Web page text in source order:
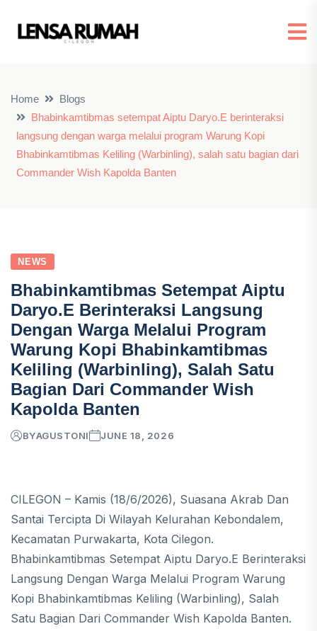
Home
Blogs
Bhabinkamtibmas setempat Aiptu Daryo.E berinteraksi
langsung dengan warga melalui program Warung Kopi
Bhabinkamtibmas Keliling (Warbinling), salah satu bagian dari
Commander Wish Kapolda Banten
NEWS
Bhabinkamtibmas Setempat Aiptu
Daryo.E Berinteraksi Langsung
Dengan Warga Melalui Program
Warung Kopi Bhabinkamtibmas
Keliling (Warbinling), Salah Satu
Bagian Dari Commander Wish
Kapolda Banten
BYAGUSTONI JUNE 18, 2026
CILEGON – Kamis (18/6/2026), Suasana Akrab Dan
Santai Tercipta Di Wilayah Kelurahan Kebondalem,
Kecamatan Purwakarta, Kota Cilegon.
Bhabinkamtibmas Setempat Aiptu Daryo.E Berinteraksi
Langsung Dengan Warga Melalui Program Warung
Kopi Bhabinkamtibmas Keliling (Warbinling), Salah
Satu Bagian Dari Commander Wish Kapolda Banten.